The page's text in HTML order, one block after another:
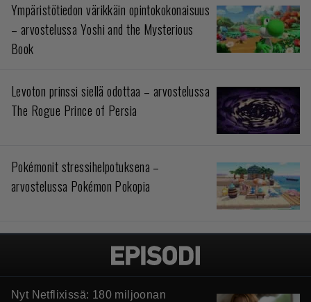
Ympäristötiedon värikkäin opintokokonaisuus
– arvostelussa Yoshi and the Mysterious
Book
Levoton prinssi siellä odottaa – arvostelussa
The Rogue Prince of Persia
Pokémonit stressihelpotuksena –
arvostelussa Pokémon Pokopia
Nyt Netflixissä: 180 miljoonan